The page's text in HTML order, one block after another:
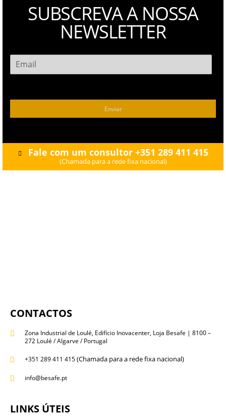
SUBSCREVA A NOSSA
NEWSLETTER
Enviar
Fale com um consultor +351 289 411 415
(Chamada para a rede fixa nacional)
CONTACTOS
Zona Industrial de Loulé, Edifício Inovacenter, Loja Besafe | 8100 –
272 Loulé / Algarve / Portugal
+351 289 411 415(Chamada para a rede fixa nacional)
info@besafe.pt
LINKS ÚTEIS